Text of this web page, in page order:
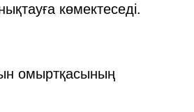
көмектеседі.
омыртқасының